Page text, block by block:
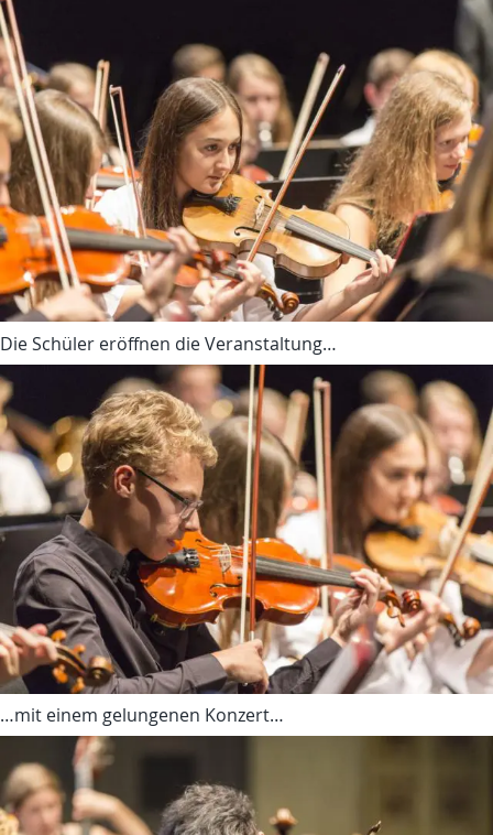
Die Schüler eröffnen die Veranstaltung…
…mit einem gelungenen Konzert…